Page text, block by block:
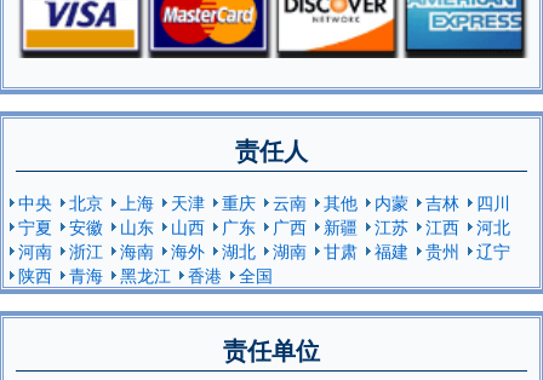
责任人
中央 北京 上海 天津 重庆 云南 其他 内蒙 吉林
四川
宁夏
安徽 山东 山西 广东 广西 新疆 江苏 江西
河北
河南
浙江 海南 海外 湖北 湖南 甘肃 福建 贵州
辽宁
陕西
青海 黑龙江 香港 全国
责任单位